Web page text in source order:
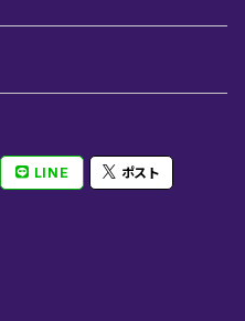
LINE ポスト